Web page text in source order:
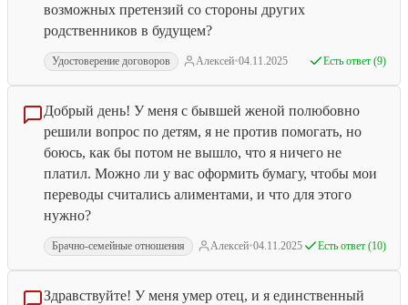
возможных претензий со стороны других
родственников в будущем?
Удостоверение договоров Алексей•04.11.2025 Есть ответ (9)
Добрый день! У меня с бывшей женой полюбовно
решили вопрос по детям, я не против помогать, но
боюсь, как бы потом не вышло, что я ничего не
платил. Можно ли у вас оформить бумагу, чтобы мои
переводы считались алиментами, и что для этого
нужно?
Брачно-семейные отношения Алексей•04.11.2025 Есть ответ (10)
Здравствуйте! У меня умер отец, и я единственный